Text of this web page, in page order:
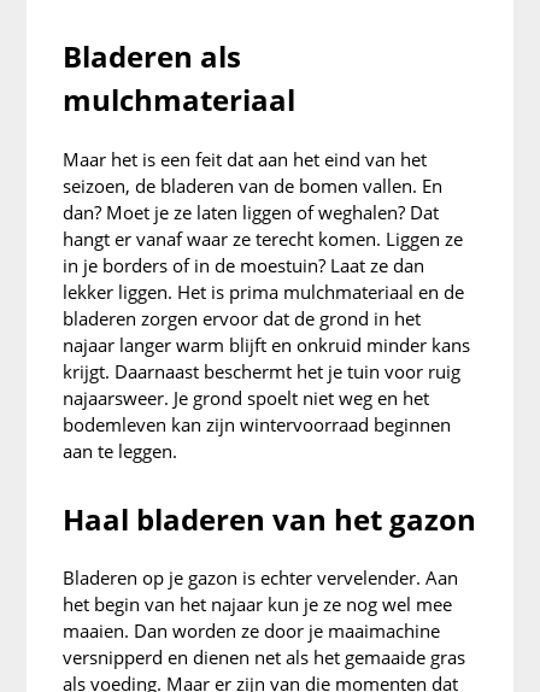
Bladeren als
mulchmateriaal
Maar het is een feit dat aan het eind van het
seizoen, de bladeren van de bomen vallen. En
dan? Moet je ze laten liggen of weghalen? Dat
hangt er vanaf waar ze terecht komen. Liggen ze
in je borders of in de moestuin? Laat ze dan
lekker liggen. Het is prima mulchmateriaal en de
bladeren zorgen ervoor dat de grond in het
najaar langer warm blijft en onkruid minder kans
krijgt. Daarnaast beschermt het je tuin voor ruig
najaarsweer. Je grond spoelt niet weg en het
bodemleven kan zijn wintervoorraad beginnen
aan te leggen.
Haal bladeren van het gazon
Bladeren op je gazon is echter vervelender. Aan
het begin van het najaar kun je ze nog wel mee
maaien. Dan worden ze door je maaimachine
versnipperd en dienen net als het gemaaide gras
als voeding. Maar er zijn van die momenten dat